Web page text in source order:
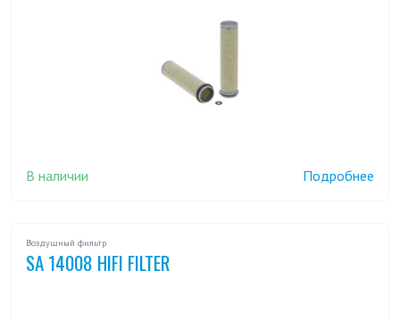
В наличии Подробнее
Воздушный фильтр
SA 14008 HIFI FILTER